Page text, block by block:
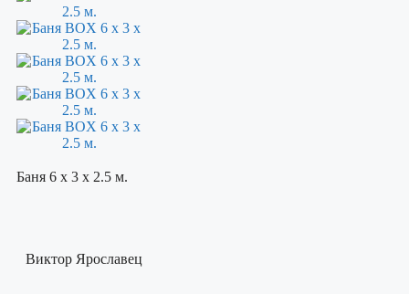
Баня 6 х 3 х 2.5 м.
Виктор Ярославец